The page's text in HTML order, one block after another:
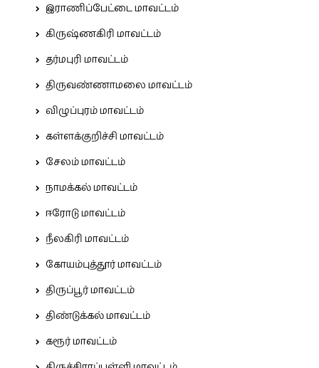
இராணிப்பேட்டை மாவட்டம்
கிருஷ்ணகிரி மாவட்டம்
தர்மபுரி மாவட்டம்
திருவண்ணாமலை மாவட்டம்
விழுப்புரம் மாவட்டம்
கள்ளக்குறிச்சி மாவட்டம்
சேலம் மாவட்டம்
நாமக்கல் மாவட்டம்
ஈரோடு மாவட்டம்
நீலகிரி மாவட்டம்
கோயம்புத்தூர் மாவட்டம்
திருப்பூர் மாவட்டம்
திண்டுக்கல் மாவட்டம்
கரூர் மாவட்டம்